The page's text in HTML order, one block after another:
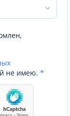
не имею. *